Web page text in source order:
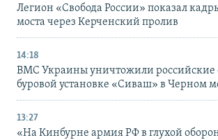
Легион «Свобода России» показал
моста через Керченский пролив
14:18
ВМС Украины уничтожили российские
буровой установке «Сиваш» в Черном
13:27
«На Кинбурне армия РФ в глухой